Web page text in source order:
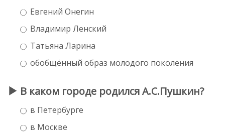
Евгений Онегин
Владимир Ленский
Татьяна Ларина
обобщённый образ молодого поколения
В каком городе родился А.С.Пушкин?
в Петербурге
в Москве